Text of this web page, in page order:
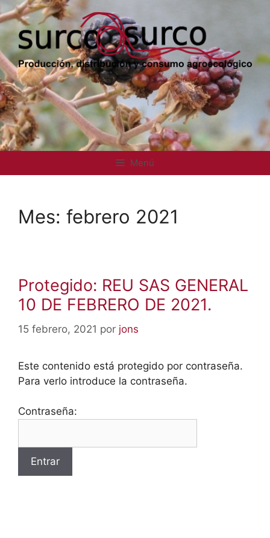
Saltar
al
contenido
Menú
Mes: febrero 2021
Protegido: REU SAS GENERAL
10 DE FEBRERO DE 2021.
15 febrero, 2021 por jons
Este contenido está protegido por contraseña.
Para verlo introduce la contraseña.
Contraseña: